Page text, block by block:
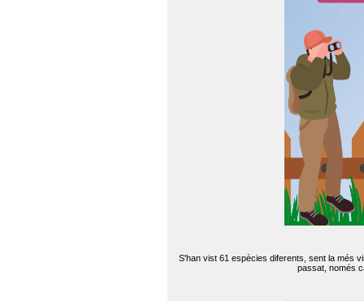
S'han vist 61 espècies diferents, sent la més
passat, només